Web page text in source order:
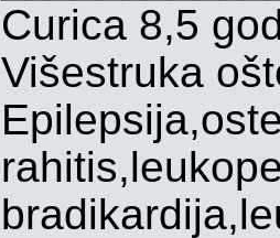
Curica 8,5
Višestruka